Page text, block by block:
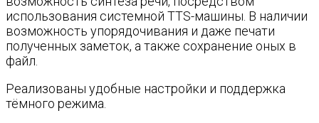
использования системной TTS-машины. В наличии
возможность упорядочивания и даже печати
полученных заметок, а также сохранение оных в
файл.
Реализованы удобные настройки и поддержка
тёмного режима.